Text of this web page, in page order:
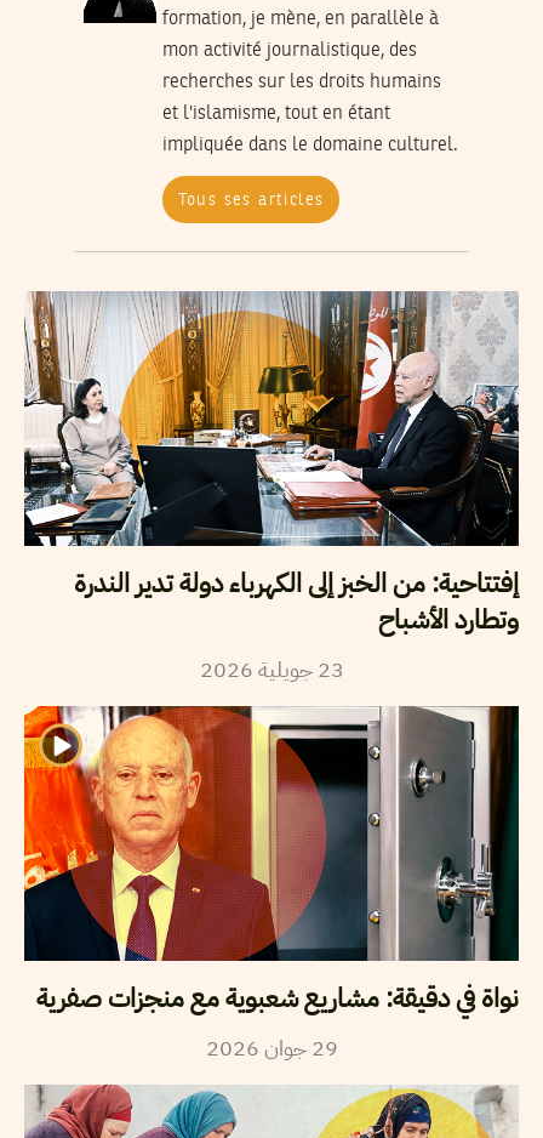
formation, je mène, en parallèle à
mon activité journalistique, des
recherches sur les droits humains
et l'islamisme, tout en étant
impliquée dans le domaine culturel.
Tous ses articles
إفتتاحية: من الخبز إلى الكهرباء دولة تدير الندرة
وتطارد الأشباح
23 جويلية2026
نواة في دقيقة: مشاريع شعبوية مع منجزات صفرية
29 جوان2026